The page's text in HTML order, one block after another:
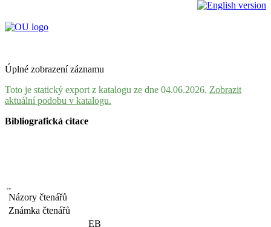
Úplné zobrazení záznamu
Toto je statický export z katalogu ze dne 04.06.2026. Zobrazit
aktuální podobu v katalogu.
Bibliografická citace
Názory čtenářů
Známka čtenářů
EB